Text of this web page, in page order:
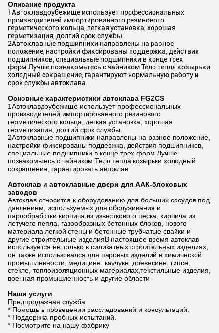
Описание продукта
1Автоклавдоубежище использует профессиональных
производителей импортированного резинового
герметического кольца, легкая установка, хорошая
герметизация, долгий срок службы.
2Автоклавные подшипники направлены на разное
положение, настройки фиксированы поддержка, действия
подшипников, специальные подшипники в конце трех
форм.Лучше познакомьтесь с чайником Тело тепла козырьки
холодный сокращение, гарантируют нормальную работу и
срок службы автоклава.
Основные характеристики автоклава FGZCS
1Автоклавдоубежище использует профессиональных
производителей импортированного резинового
герметического кольца, легкая установка, хорошая
герметизация, долгий срок службы.
2Автоклавные подшипники направлены на разное положение,
настройки фиксированы поддержка, действия подшипников,
специальные подшипники в конце трех форм.Лучше
познакомьтесь с чайником Тело тепла козырьки холодный
сокращение, гарантировать автоклав
Автоклав и автоклавные двери для ААК-блоковых
заводов
Автоклав относится к оборудованию для больших сосудов под
давлением, используемых для обслуживания и
парообработки кирпича из известкового песка, кирпича из
летучего пепла, газообразных бетонных блоков, нового
материала легкой стены,и бетонные трубчатые свайки и
другие строительные изделияВ настоящее время автоклав
используется не только в силикатных строительных изделиях,
он также использовался для паровых изделий в химической
промышленности, медицине, каучуке, древесине, гипсе,
стекле, теплоизоляционных материалах,текстильные изделия,
военная промышленность и другие области
Наши услуги
Предпродажная служба
* Помощь в проведении расследований и консультаций.
* Поддержка пробных испытаний.
* Посмотрите на нашу фабрику